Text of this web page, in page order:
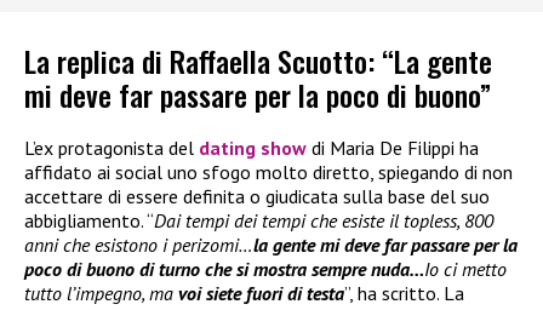
La replica di Raffaella Scuotto: “La gente
mi deve far passare per la poco di buono”
L’ex protagonista del dating show di Maria De Filippi ha
affidato ai social uno sfogo molto diretto, spiegando di non
accettare di essere definita o giudicata sulla base del suo
abbigliamento. “Dai tempi dei tempi che esiste il topless, 800
anni che esistono i perizomi…la gente mi deve far passare per la
poco di buono di turno che si mostra sempre nuda…Io ci metto
tutto l’impegno, ma voi siete fuori di testa”, ha scritto. La